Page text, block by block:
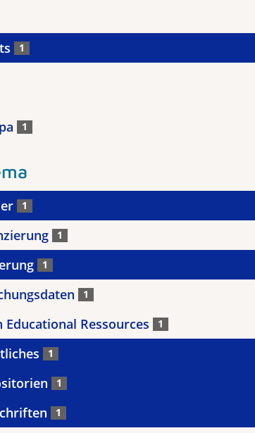
1
1
1
1
1
1
Educational Ressources 1
1
1
1